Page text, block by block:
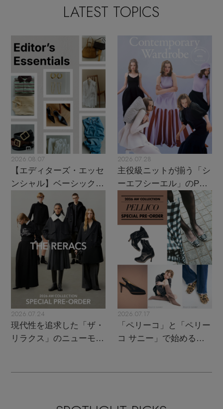
LATEST TOPICS
2026.08.07
【エディターズ・エッセ
ンシャル】ベーシックと
トレンドが交差する16の
2026.07.28
主役級ニットが揃う「シ
ーエフシーエル」のPOP
UPがスタート
2026.07.24
現代性を追求した「ザ・
リラクス」のニューモダ
2026.07.17
「ペリーコ」と「ペリー
コ サニー」で始める秋